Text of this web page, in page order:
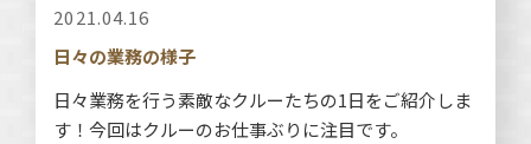
2021.04.16
日々の業務の様子
日々業務を行う素敵なクルーたちの1日をご紹介しま
す！今回はクルーのお仕事ぶりに注目です。